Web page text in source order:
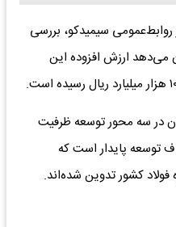
روابط‌عمومی سیمیدکو، بررسی
۱۴۰۳ نشان می‌دهد ارزش افزوده این
در سه محور توسعه ظرفیت
توسعه پایدار است که
کشور تدوین شده‌اند.